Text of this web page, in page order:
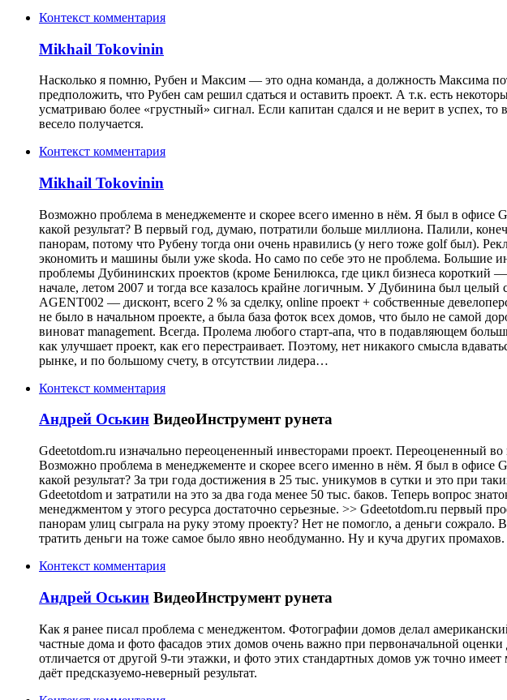
Контекст комментария
Mikhail Tokovinin
Насколько я помню, Рубен и Максим — это одна команда, а должность Максима
предположить, что Рубен сам решил сдаться и оставить проект. А т.к. есть
усматриваю более «грустный» сигнал. Если капитан сдался и не верит в успех,
весело получается.
Контекст комментария
Mikhail Tokovinin
Возможно проблема в менеджементе и скорее всего именно в нём. Я был в офисе
какой результат? В первый год, думаю, потратили больше миллиона. Палили,
панорам, потому что Рубену тогда они очень нравились (у него тоже golf был).
экономить и машины были уже skoda. Но само по себе это не проблема. Большие
проблемы Дубининских проектов (кроме Бенилюкса, где цикл бизнеса
начале, летом 2007 и тогда все казалось крайне логичным. У Дубинина был
AGENT002 — дисконт, всего 2 % за сделку, online проект + собственные
не было в начальном проекте, а была база фоток всех домов, что было не самой
виноват management. Всегда. Пролема любого старт-апа, что в подавляющем
как улучшает проект, как его перестраивает. Поэтому, нет никакого смысла
рынке, и по большому счету, в отсутствии лидера…
Контекст комментария
Андрей Оськин ВидеоИнструмент рунета
Gdeetotdom.ru изначально переоцененный инвесторами проект. Переоцененный
Возможно проблема в менеджементе и скорее всего именно в нём. Я был в офисе
какой результат? За три года достижения в 25 тыс. уникумов в сутки и это при
Gdeetotdom и затратили на это за два года менее 50 тыс. баков. Теперь вопрос
менеджментом у этого ресурса достаточно серьезные. >> Gdeetotdom.ru первый
панорам улиц сыграла на руку этому проекту? Нет не помогло, а деньги
тратить деньги на тоже самое было явно необдуманно. Ну и куча других промахов.
Контекст комментария
Андрей Оськин ВидеоИнструмент рунета
Как я ранее писал проблема с менеджентом. Фотографии домов делал
частные дома и фото фасадов этих домов очень важно при первоначальной
отличается от другой 9-ти этажки, и фото этих стандартных домов уж точно
даёт предсказуемо-неверный результат.